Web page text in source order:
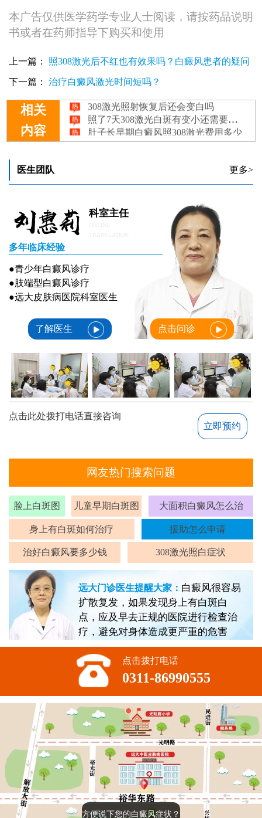
本广告仅供医学药学专业人士阅读，请按药品说明
书或者在药师指导下购买和使用
上一篇： 照308激光后不红也有效果吗？白癜风患者的疑问
解答
下一篇： 治疗白癜风激光时间短吗？
相关
内容
白癜风照308激光有哪些不良反应
308激光照射恢复后还会变白吗
照了7天308激光白斑有变小还需要照吗
肚子长早期白癜风照308激光费用多少
肩膀上有早期白癜风照308激光好不好
医生团队 更多>
科室主任
多年临床经验
●青少年白癜风诊疗
●肢端型白癜风诊疗
●远大皮肤病医院科室医生
了解医生 点击问诊
点击此处拨打电话直接咨询
立即预约
网友热门搜索问题
脸上白斑图 儿童早期白斑图 大面积白癜风怎么治
身上有白斑如何治疗 援助怎么申请
治好白癜风要多少钱 308激光照白症状
远大门诊医生提醒大家： 白癜风很容易
扩散复发，如果发现身上有白斑白
点，应及早去正规的医院进行检查治
疗，避免对身体造成更严重的危害
点击拨打电话
0311-86990555
方便说下您的白癜风症状？